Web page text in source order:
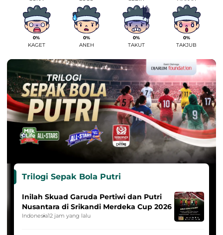
0%
KAGET
0%
ANEH
0%
TAKUT
0%
TAKJUB
Trilogi Sepak Bola Putri
Inilah Skuad Garuda Pertiwi dan Putri
Nusantara di Srikandi Merdeka Cup 2026
Indonesia12 jam yang lalu